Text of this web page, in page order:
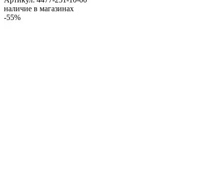
наличие в магазинах
-55%